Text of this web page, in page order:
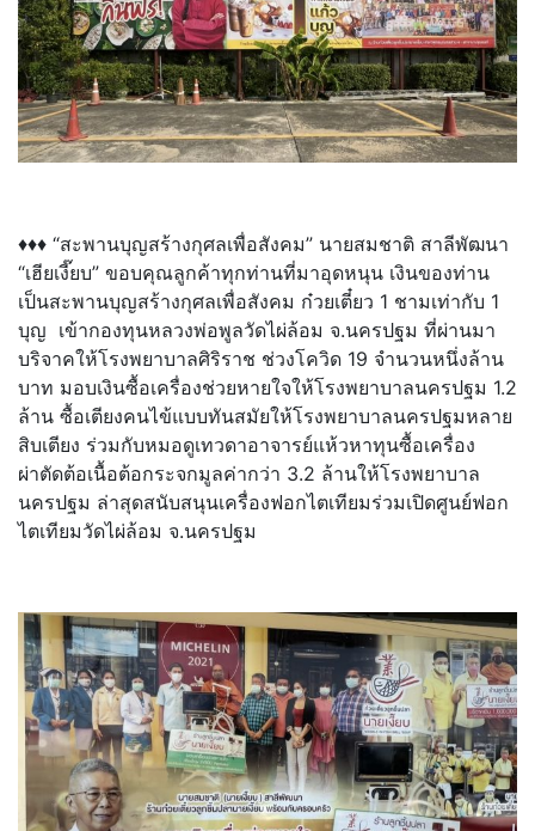
♦♦♦ “สะพานบุญสร้างกุศลเพื่อสังคม” นายสมชาติ สาลีพัฒนา
“เฮียเงี๊ยบ” ขอบคุณลูกค้าทุกท่านที่มาอุดหนุน เงินของท่าน
เป็นสะพานบุญสร้างกุศลเพื่อสังคม ก๋วยเตี๋ยว 1 ชามเท่ากับ 1
บุญ เข้ากองทุนหลวงพ่อพูลวัดไผ่ล้อม จ.นครปฐม ที่ผ่านมา
บริจาคให้โรงพยาบาลศิริราช ช่วงโควิด 19 จำนวนหนึ่งล้าน
บาท มอบเงินซื้อเครื่องช่วยหายใจให้โรงพยาบาลนครปฐม 1.2
ล้าน ซื้อเตียงคนไข้แบบทันสมัยให้โรงพยาบาลนครปฐมหลาย
สิบเตียง ร่วมกับหมอดูเทวดาอาจารย์แห้วหาทุนซื้อเครื่อง
ผ่าตัดต้อเนื้อต้อกระจกมูลค่ากว่า 3.2 ล้านให้โรงพยาบาล
นครปฐม ล่าสุดสนับสนุนเครื่องฟอกไตเทียมร่วมเปิดศูนย์ฟอก
ไตเทียมวัดไผ่ล้อม จ.นครปฐม